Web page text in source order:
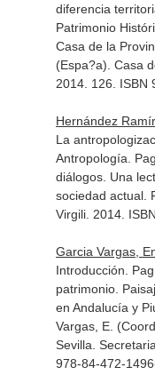
diferencia
Patrimonio
Casa de la
(Espa?a). Casa
2014. 126. ISBN
Hernández
La
Antropología.
diálogos. Una
sociedad actual.
Virgili. 2014.
Garcia Vargas,
Introducción.
patrimonio.
en Andalucía y
Vargas, E.
Sevilla.
978-84-472-